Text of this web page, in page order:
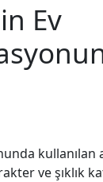
Ev
kullanılan
ve şıklık